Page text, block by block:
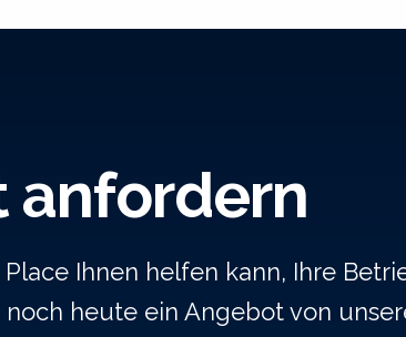
anfordern
Ihnen helfen kann, Ihre
heute ein Angebot von